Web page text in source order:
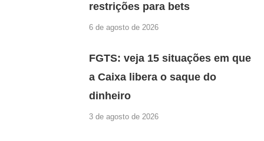
restrições para bets
6 de agosto de 2026
FGTS: veja 15 situações em que
a Caixa libera o saque do
dinheiro
3 de agosto de 2026